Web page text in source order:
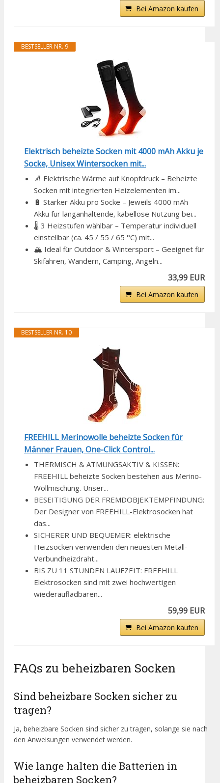
Bei Amazon kaufen
BESTSELLER NR. 9
Elektrisch beheizte Socken mit 4000 mAh Akku je
Socke, Unisex Wintersocken mit...
🧦 Elektrische Wärme auf Knopfdruck – Beheizte
Socken mit integrierten Heizelementen im...
🔋 Starker Akku pro Socke – Jeweils 4000 mAh
Akku für langanhaltende, kabellose Nutzung bei...
🌡️ 3 Heizstufen wählbar – Temperatur individuell
einstellbar (ca. 45 / 55 / 65 °C) mit...
🏔️ Ideal für Outdoor & Wintersport – Geeignet für
Skifahren, Wandern, Camping, Angeln...
33,99 EUR
Bei Amazon kaufen
BESTSELLER NR. 10
FREEHILL Merinowolle beheizte Socken für
Männer Frauen, One-Click Control...
THERMISCH & ATMUNGSAKTIV & KISSEN:
FREEHILL beheizte Socken bestehen aus Merino-
Wollmischung. Unser...
BESEITIGUNG DER FREMDOBJEKTEMPFINDUNG:
Der Designer von FREEHILL-Elektrosocken hat
das...
SICHERER UND BEQUEMER: elektrische
Heizsocken verwenden den neuesten Metall-
Verbundheizdraht...
BIS ZU 11 STUNDEN LAUFZEIT: FREEHILL
Elektrosocken sind mit zwei hochwertigen
wiederaufladbaren...
59,99 EUR
Bei Amazon kaufen
FAQs zu beheizbaren Socken
Sind beheizbare Socken sicher zu
tragen?
Ja, beheizbare Socken sind sicher zu tragen, solange sie nach
den Anweisungen verwendet werden.
Wie lange halten die Batterien in
beheizbaren Socken?